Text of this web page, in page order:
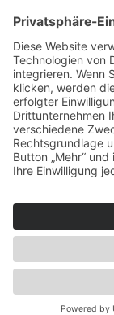
SALE
Bitte